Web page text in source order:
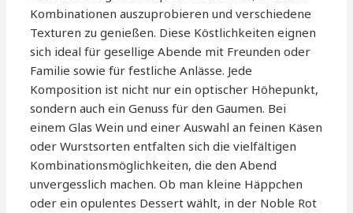
Kombinationen auszuprobieren und verschiedene
Texturen zu genießen. Diese Köstlichkeiten eignen
sich ideal für gesellige Abende mit Freunden oder
Familie sowie für festliche Anlässe. Jede
Komposition ist nicht nur ein optischer Höhepunkt,
sondern auch ein Genuss für den Gaumen. Bei
einem Glas Wein und einer Auswahl an feinen Käsen
oder Wurstsorten entfalten sich die vielfältigen
Kombinationsmöglichkeiten, die den Abend
unvergesslich machen. Ob man kleine Häppchen
oder ein opulentes Dessert wählt, in der Noble Rot